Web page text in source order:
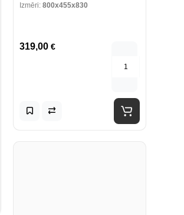
Izmēri: 800x455x830
319,00 €